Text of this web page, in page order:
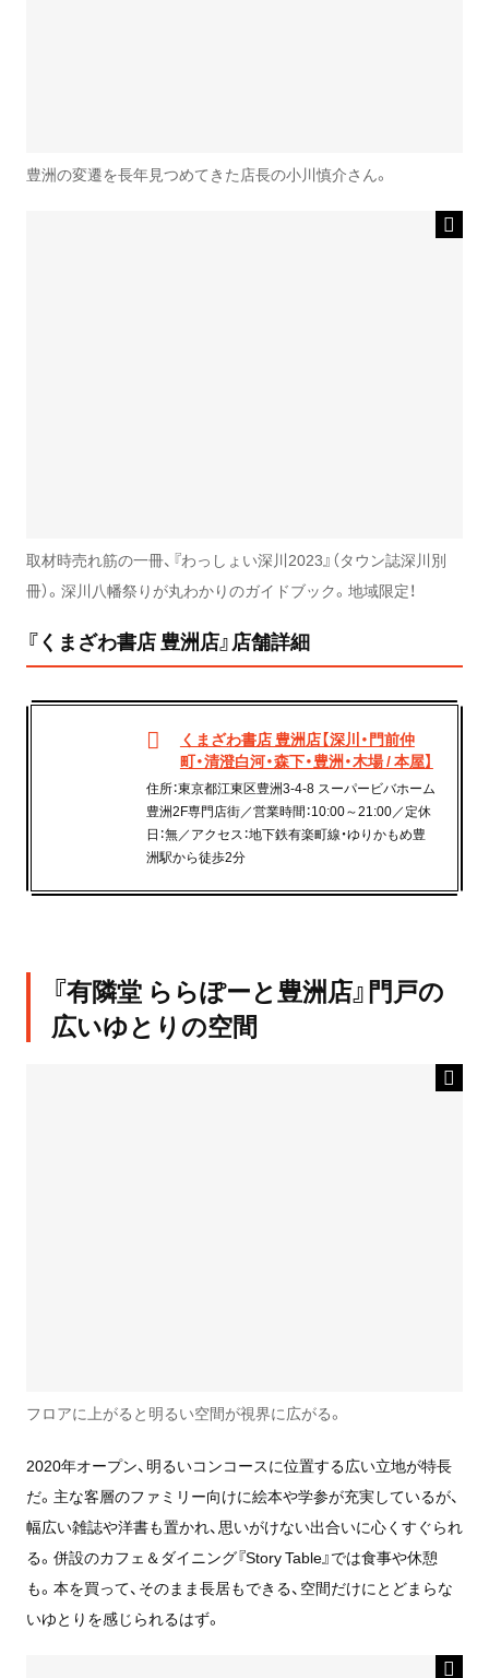
豊洲の変遷を長年見つめてきた店長の小川慎介さん。
取材時売れ筋の一冊、『わっしょい深川2023』（タウン誌深川別
冊）。深川八幡祭りが丸わかりのガイドブック。地域限定！
『くまざわ書店 豊洲店』店舗詳細
くまざわ書店 豊洲店【深川・門前仲
町・清澄白河・森下・豊洲・木場 / 本屋】
住所：東京都江東区豊洲3-4-8 スーパービバホーム
豊洲2F専門店街／営業時間：10:00～21:00／定休
日：無／アクセス：地下鉄有楽町線・ゆりかもめ豊
洲駅から徒歩2分
『有隣堂 ららぽーと豊洲店』門戸の
広いゆとりの空間
フロアに上がると明るい空間が視界に広がる。
2020年オープン、明るいコンコースに位置する広い立地が特長
だ。主な客層のファミリー向けに絵本や学参が充実しているが、
幅広い雑誌や洋書も置かれ、思いがけない出合いに心くすぐられ
る。併設のカフェ＆ダイニング『Story Table』では食事や休憩
も。本を買って、そのまま長居もできる、空間だけにとどまらな
いゆとりを感じられるはず。